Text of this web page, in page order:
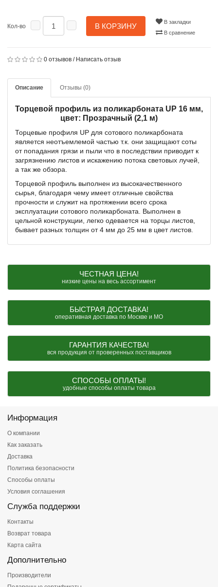
Кол-во В КОРЗИНУ
В закладки
В сравнение
0 отзывов / Написать отзыв
Описание Отзывы (0)
Торцевой профиль из поликарбоната UP 16 мм,
цвет: Прозрачный (2,1 м)
Торцевые профиля UP для сотового поликарбоната
является неотъемлемой частью т.к. они защищают соты
от попадания грязи и пыли что в последствии приводит к
загрязнению листов и искажению потока световых лучей,
а так же обзора.
Торцевой профиль выполнен из высокачественного
сырья, благодаря чему имеет отличные свойства
прочности и служит на протяжении всего срока
эксплуатации сотового поликарбоната. Выполнен в
цельной конструкции, легко одевается на торцы листов,
бывает разных толщин от 4 мм до 25 мм в цвет листов.
ЧЕСТНАЯ ЦЕНА!
низкие цены на весь ассортимент
БЫСТРАЯ ДОСТАВКА!
оперативная доставка по Москве и МО
ГАРАНТИЯ КАЧЕСТВА!
вся продукция от проверенных поставщиков
СПОСОБЫ ОПЛАТЫ!
удобные способы оплаты товара
Информация
О компании
Как заказать
Доставка
Политика безопасности
Способы оплаты
Условия соглашения
Служба поддержки
Контакты
Возврат товара
Карта сайта
Дополнительно
Производители